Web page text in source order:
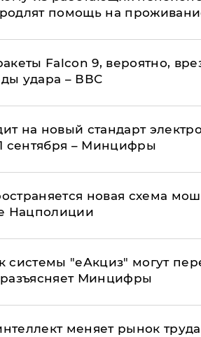
помощь на
Falcon 9, вероятно,
удара – ВВС
на новый стандарт
сентября – Минцифры
новая схема
Нацполиции
системы "еАкциз" могут
Минцифры
меняет рынок